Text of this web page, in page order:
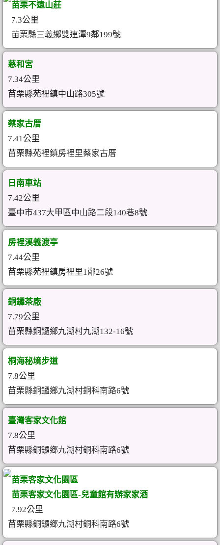
苗栗不遠山莊
7.3公里
苗栗縣三義鄉雙連潭9鄰199號
慈和宮
7.34公里
苗栗縣苑裡鎮中山路305號
蔡家古厝
7.41公里
苗栗縣苑裡鎮房裡里蔡家古厝
日南車站
7.42公里
臺中市437大甲區中山路二段140巷8號
房裡溪義渡亭
7.44公里
苗栗縣苑裡鎮房裡里1鄰26號
銅鑼茶廠
7.79公里
苗栗縣銅鑼鄉九湖村九湖132-16號
桐海秘境步道
7.8公里
苗栗縣銅鑼鄉九湖村銅科南路6號
臺灣客家文化館
7.8公里
苗栗縣銅鑼鄉九湖村銅科南路6號
苗栗客家文化園區
苗栗客家文化園區-兒童館有辦家家酒
7.92公里
苗栗縣銅鑼鄉九湖村銅科南路6號